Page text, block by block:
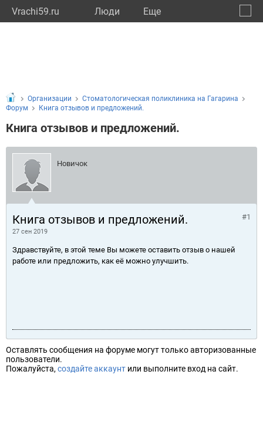
Vrachi59.ru Люди Eще
Организации
Стоматологическая поликлиника на Гагарина
Форум
Книга отзывов и предложений.
Книга отзывов и предложений.
Новичок
Книга отзывов и предложений.
27 сен 2019
#1
Здравствуйте, в этой теме Вы можете оставить отзыв о нашей
работе или предложить, как её можно улучшить.
Оставлять сообщения на форуме могут только авторизованные
пользователи.
Пожалуйста, создайте аккаунт или выполните вход на сайт.